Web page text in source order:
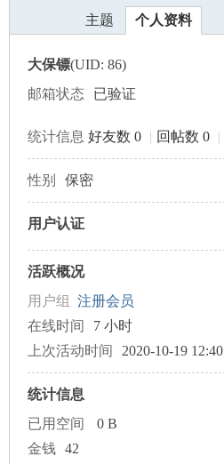
主题 个人资料
大保镖(UID: 86)
邮箱状态
已验证
统计信息 好友数 0 | 回帖数 0 |
性别 保密
用户认证
活跃概况
用户组 注册会员
在线时间
7 小时
上次活动时间
2020-10-19 12:40
统计信息
已用空间
0 B
金钱
42